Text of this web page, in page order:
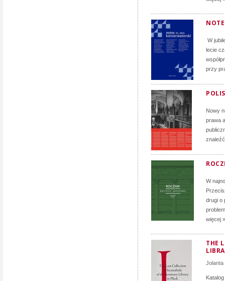
W
lecie
przy
Nowy
prawa
W
drugi o
więcej »
THE
Jolanta